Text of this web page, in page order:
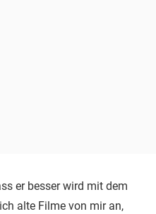
er besser wird mit dem
alte Filme von mir an,